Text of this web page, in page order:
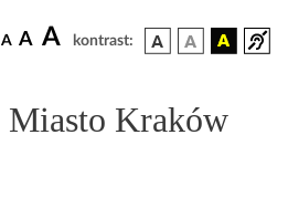
A A A kontrast:
Miasto Kraków